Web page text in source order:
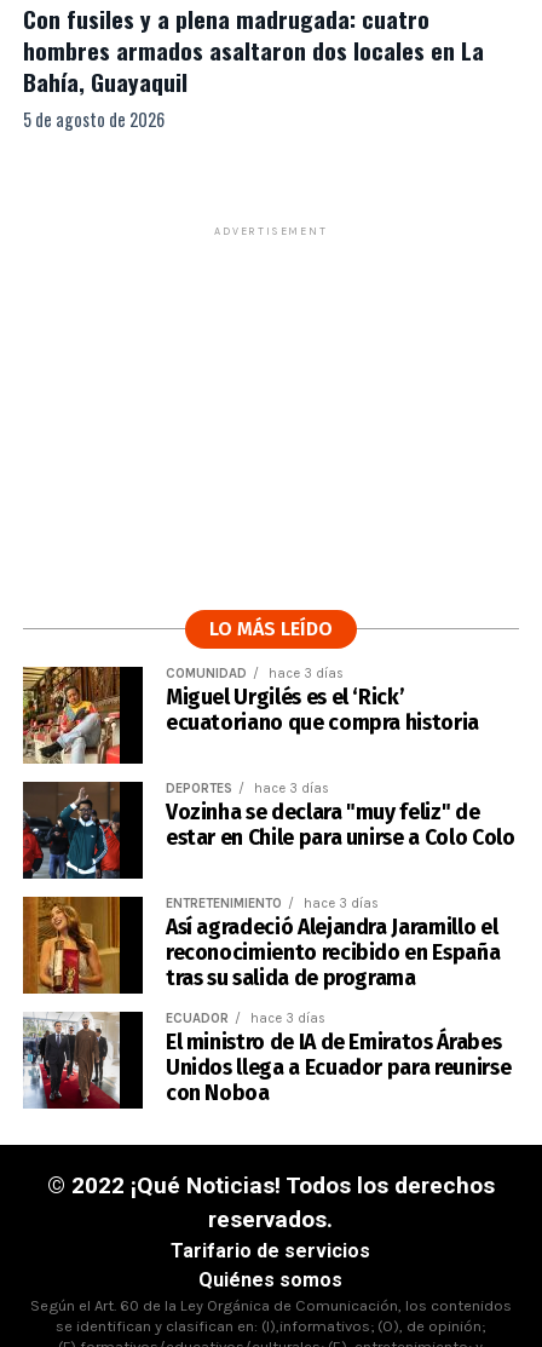
Con fusiles y a plena madrugada: cuatro
hombres armados asaltaron dos locales en La
Bahía, Guayaquil
5 de agosto de 2026
ADVERTISEMENT
LO MÁS LEÍDO
COMUNIDAD hace 3 días
Miguel Urgilés es el ‘Rick’
ecuatoriano que compra historia
DEPORTES hace 3 días
Vozinha se declara "muy feliz" de
estar en Chile para unirse a Colo Colo
ENTRETENIMIENTO hace 3 días
Así agradeció Alejandra Jaramillo el
reconocimiento recibido en España
tras su salida de programa
ECUADOR hace 3 días
El ministro de IA de Emiratos Árabes
Unidos llega a Ecuador para reunirse
con Noboa
© 2022 ¡Qué Noticias! Todos los derechos
reservados.
Tarifario de servicios
Quiénes somos
Según el Art. 60 de la Ley Orgánica de Comunicación, los contenidos
se identifican y clasifican en: (I),informativos; (O), de opinión;